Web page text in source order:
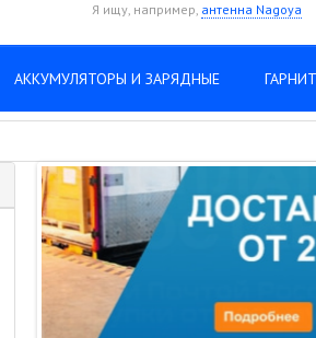
Я ищу, например, антенна Nagoya
АККУМУЛЯТОРЫ И ЗАРЯДНЫЕ